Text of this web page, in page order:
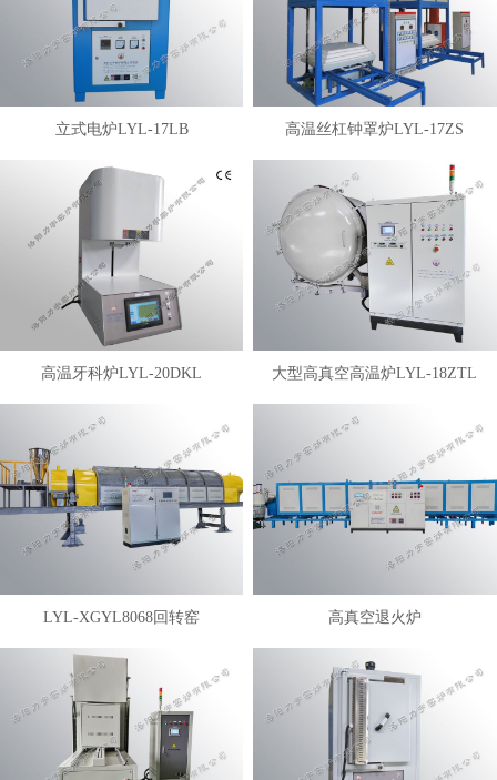
立式电炉LYL-17LB 高温丝杠钟罩炉LYL-17ZS
高温牙科炉LYL-20DKL 大型高真空高温炉LYL-18ZTL
LYL-XGYL8068回转窑 高真空退火炉